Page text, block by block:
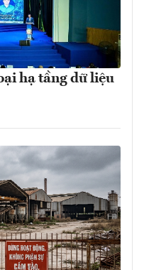
hạ tầng dữ liệu